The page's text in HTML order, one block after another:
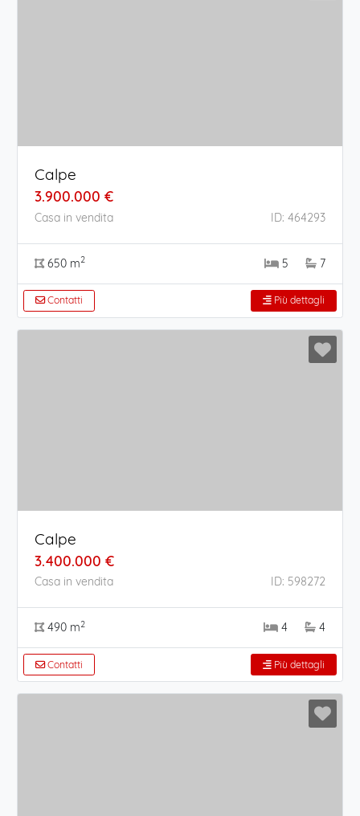
Calpe
3.900.000 €
Casa in vendita ID: 464293
650 m2 5 7
Contatti Più dettagli
Calpe
3.400.000 €
Casa in vendita ID: 598272
490 m2 4 4
Contatti Più dettagli